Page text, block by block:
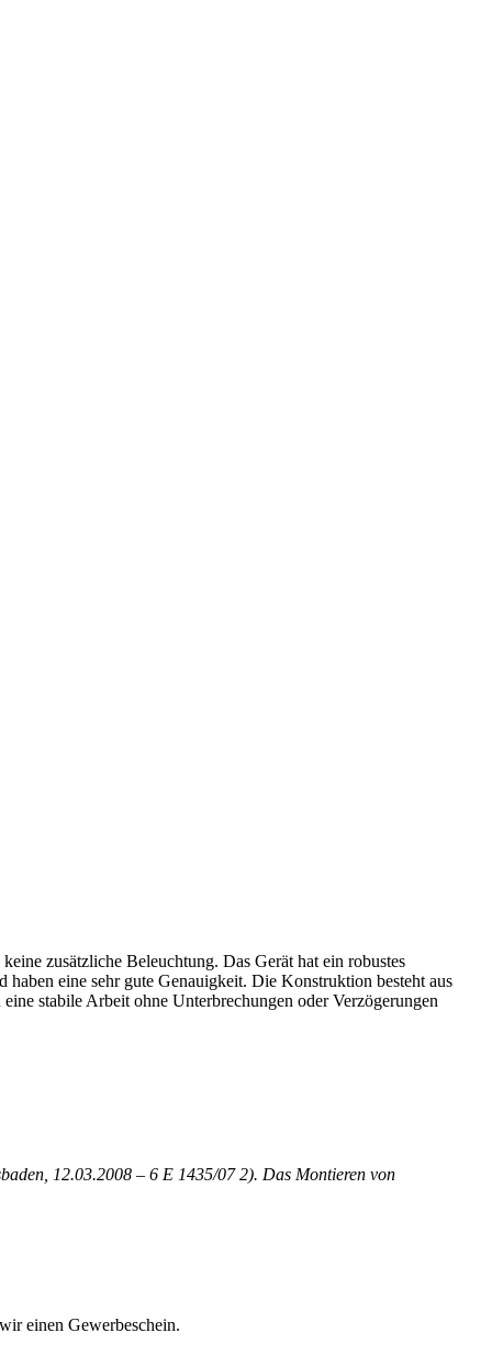
zusätzliche Beleuchtung. Das Gerät hat ein robustes
eine sehr gute Genauigkeit. Die Konstruktion besteht aus
stabile Arbeit ohne Unterbrechungen oder Verzögerungen
12.03.2008 – 6 E 1435/07 2). Das Montieren von
einen Gewerbeschein.